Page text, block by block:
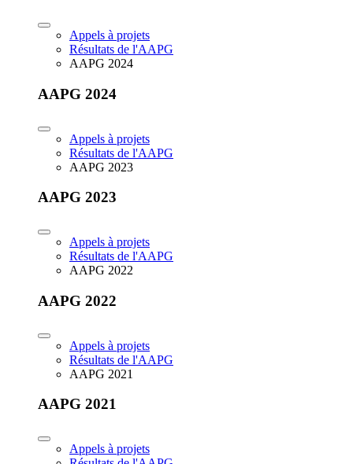
Appels à projets
Résultats de l'AAPG
AAPG 2024
AAPG 2024
Appels à projets
Résultats de l'AAPG
AAPG 2023
AAPG 2023
Appels à projets
Résultats de l'AAPG
AAPG 2022
AAPG 2022
Appels à projets
Résultats de l'AAPG
AAPG 2021
AAPG 2021
Appels à projets